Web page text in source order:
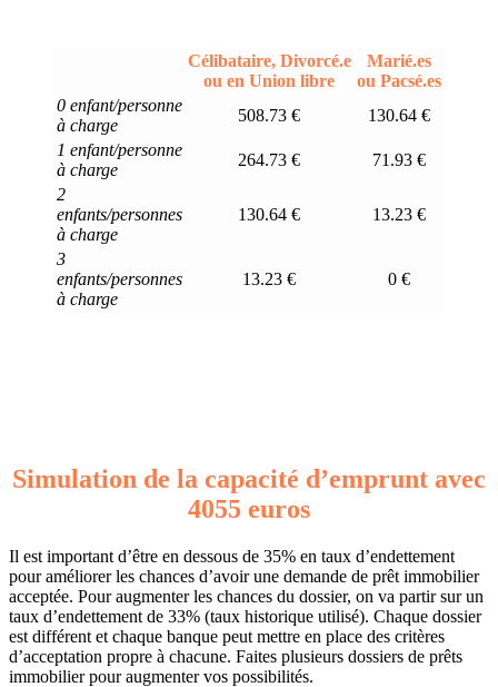
Célibataire, Divorcé.e
ou en Union libre
Marié.es
ou Pacsé.es
0 enfant/personne
à charge
508.73 €
130.64 €
1 enfant/personne
à charge
264.73 €
71.93 €
2
enfants/personnes
à charge
130.64 € 13.23 €
3
enfants/personnes
à charge
13.23 € 0 €
Simulation de la capacité d’emprunt avec
4055 euros
Il est important d’être en dessous de 35% en taux d’endettement
pour améliorer les chances d’avoir une demande de prêt immobilier
acceptée. Pour augmenter les chances du dossier, on va partir sur un
taux d’endettement de 33% (taux historique utilisé). Chaque dossier
est différent et chaque banque peut mettre en place des critères
d’acceptation propre à chacune. Faites plusieurs dossiers de prêts
immobilier pour augmenter vos possibilités.